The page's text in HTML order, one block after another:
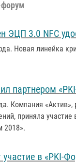
форум
ЭЦП 3.0 NFC
. Новая линейка
партнером
. Компания «Актив»,
приняла
2018».
в «PKI-